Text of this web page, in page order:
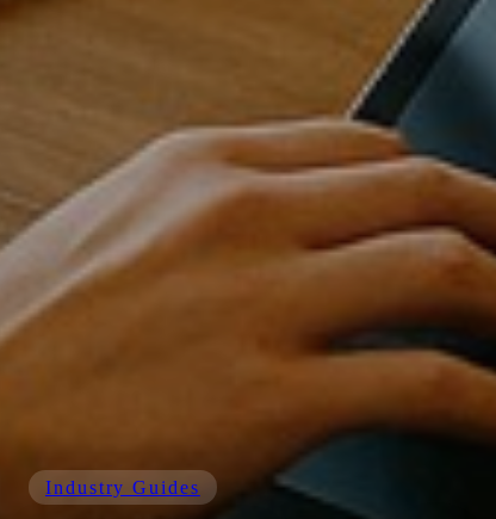
Industry Guides